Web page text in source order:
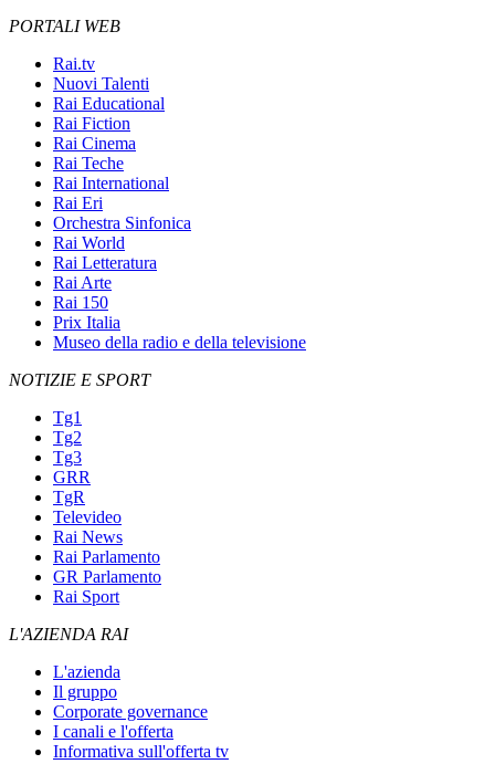
PORTALI WEB
Rai.tv
Nuovi Talenti
Rai Educational
Rai Fiction
Rai Cinema
Rai Teche
Rai International
Rai Eri
Orchestra Sinfonica
Rai World
Rai Letteratura
Rai Arte
Rai 150
Prix Italia
Museo della radio e della televisione
NOTIZIE E SPORT
Tg1
Tg2
Tg3
GRR
TgR
Televideo
Rai News
Rai Parlamento
GR Parlamento
Rai Sport
L'AZIENDA RAI
L'azienda
Il gruppo
Corporate governance
I canali e l'offerta
Informativa sull'offerta tv